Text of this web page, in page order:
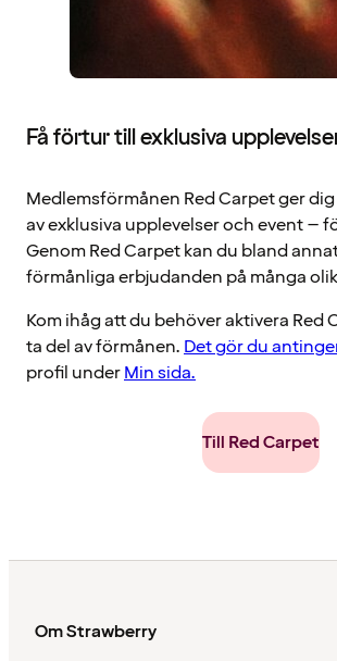
Få förtur till exklusiva
Medlemsförmånen Red Carpet ger
av exklusiva upplevelser och event –
Genom Red Carpet kan du bland
förmånliga erbjudanden på många
Kom ihåg att du behöver aktivera Red
ta del av förmånen. Det gör du
profil underMin sida.
Till Red Carpet
Om Strawberry